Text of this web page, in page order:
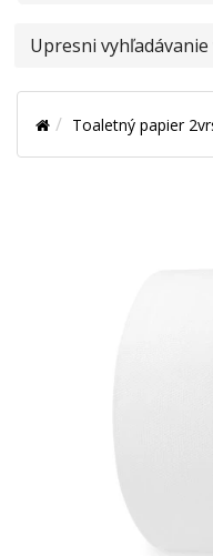
UPRESNI
V
KATEGÓRIÁCH
Toaletný papier